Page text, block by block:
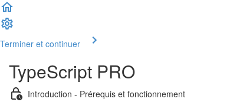
Terminer et continuer
TypeScript PRO
Introduction - Prérequis et fonctionnement